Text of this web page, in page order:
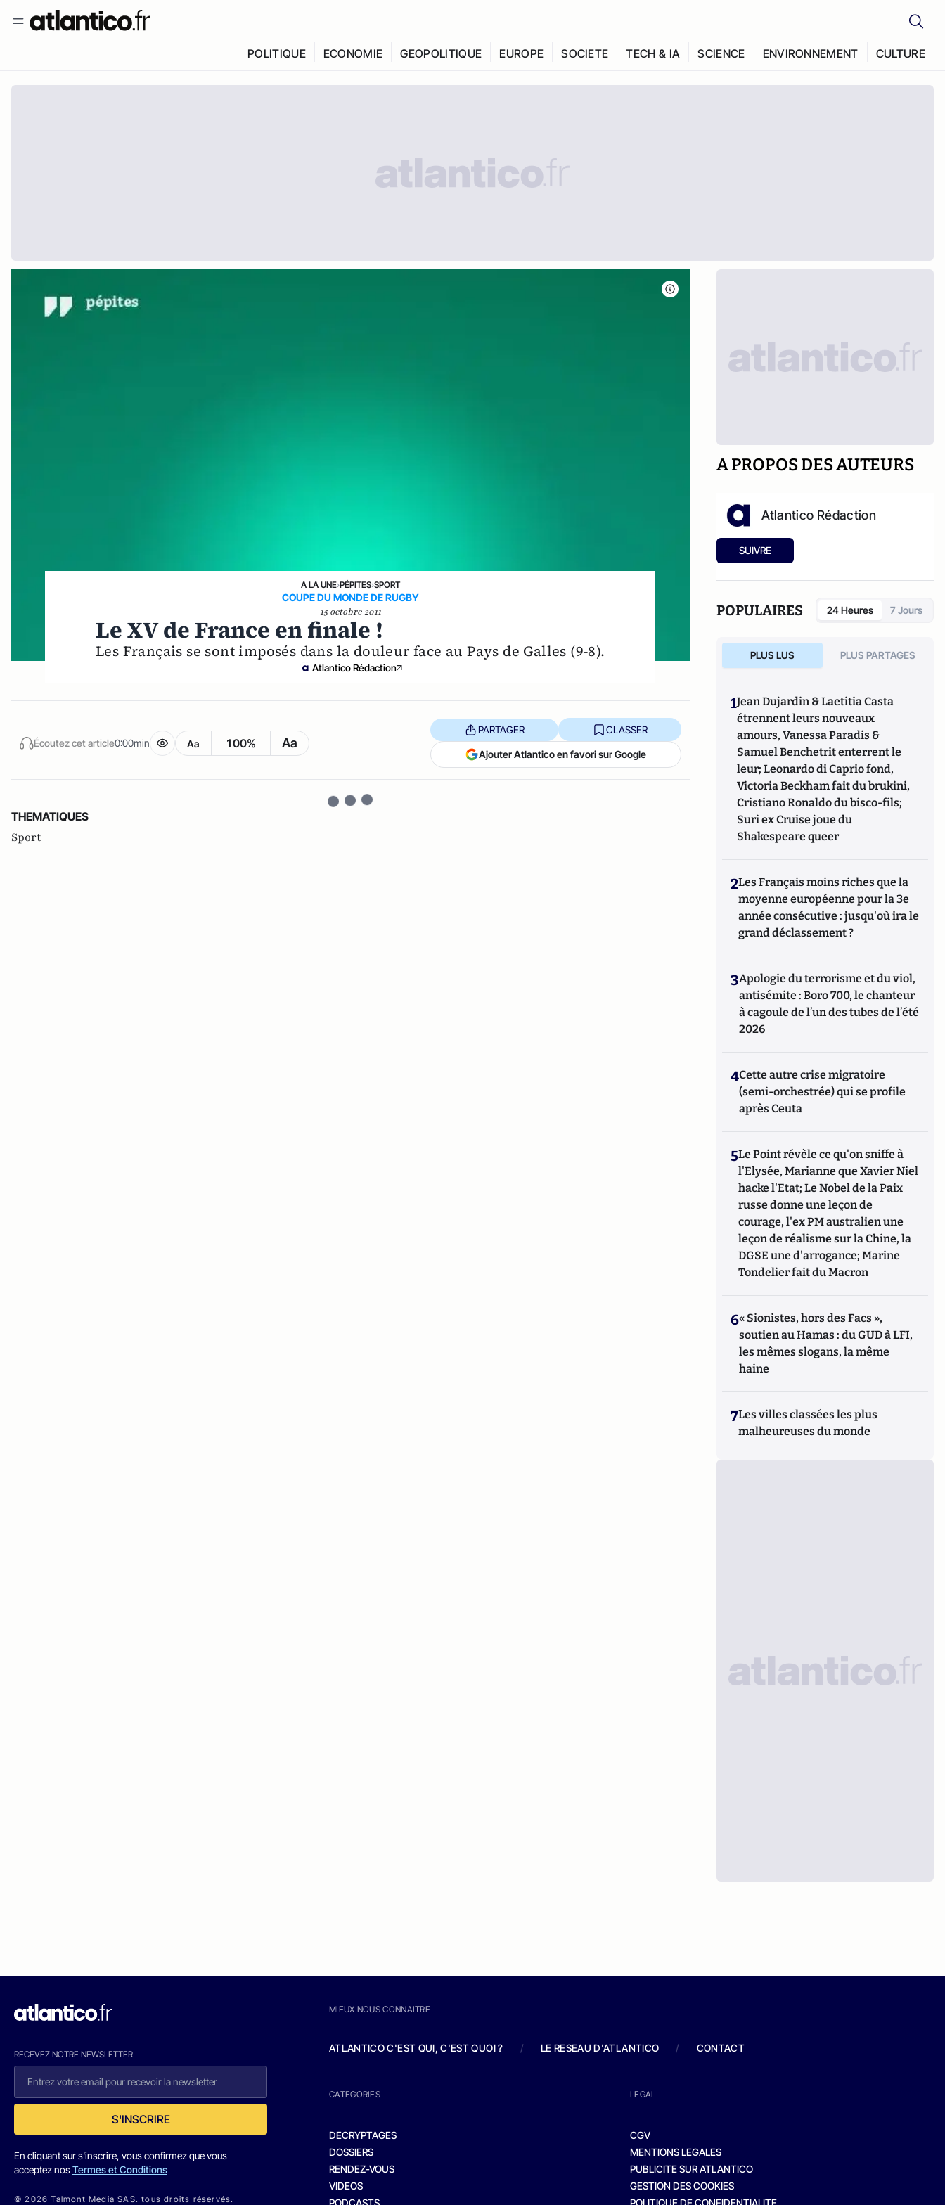
POLITIQUE ECONOMIE GEOPOLITIQUE EUROPE SOCIETE TECH & IA SCIENCE ENVIRONNEMENT CULTURE
A LA UNE›PÉPITES›SPORT
COUPE DU MONDE DE RUGBY
15 octobre 2011
Le XV de France en finale !
Les Français se sont imposés dans la douleur face au Pays de Galles (9-8).
Atlantico Rédaction
Écoutez cet article0:00min Aa 100% Aa
PARTAGER CLASSER
Ajouter Atlantico en favori sur Google
THEMATIQUES
Sport
A PROPOS DES AUTEURS
Atlantico Rédaction
SUIVRE
POPULAIRES 24 Heures 7 Jours
PLUS LUS PLUS PARTAGES
1Jean Dujardin & Laetitia Casta
étrennent leurs nouveaux
amours, Vanessa Paradis &
Samuel Benchetrit enterrent le
leur; Leonardo di Caprio fond,
Victoria Beckham fait du brukini,
Cristiano Ronaldo du bisco-fils;
Suri ex Cruise joue du
Shakespeare queer
2Les Français moins riches que la
moyenne européenne pour la 3e
année consécutive : jusqu'où ira le
grand déclassement ?
3Apologie du terrorisme et du viol,
antisémite : Boro 700, le chanteur
à cagoule de l’un des tubes de l’été
2026
4Cette autre crise migratoire
(semi-orchestrée) qui se profile
après Ceuta
5Le Point révèle ce qu'on sniffe à
l'Elysée, Marianne que Xavier Niel
hacke l'Etat; Le Nobel de la Paix
russe donne une leçon de
courage, l'ex PM australien une
leçon de réalisme sur la Chine, la
DGSE une d'arrogance; Marine
Tondelier fait du Macron
6« Sionistes, hors des Facs »,
soutien au Hamas : du GUD à LFI,
les mêmes slogans, la même
haine
7Les villes classées les plus
malheureuses du monde
RECEVEZ NOTRE NEWSLETTER
S'INSCRIRE
En cliquant sur s'inscrire, vous confirmez que vous
acceptez nosTermes et Conditions
© 2026 Talmont Media SAS. tous droits réservés.
MIEUX NOUS CONNAITRE
ATLANTICO C'EST QUI, C'EST QUOI ? / LE RESEAU D'ATLANTICO / CONTACT
CATEGORIES
DECRYPTAGES
DOSSIERS
RENDEZ-VOUS
VIDEOS
PODCASTS
LEGAL
CGV
MENTIONS LEGALES
PUBLICITE SUR ATLANTICO
GESTION DES COOKIES
POLITIQUE DE CONFIDENTIALITE